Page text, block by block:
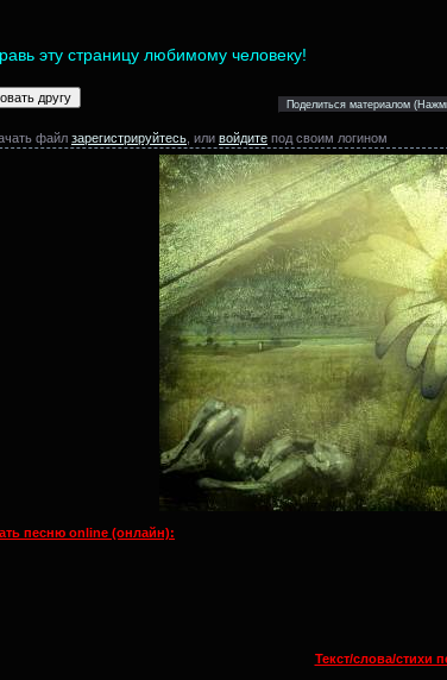
эту страницу любимому человеку!
файл зарегистрируйтесь , или войдите под своим логином
песню online (онлайн):
Текст/слова/стихи